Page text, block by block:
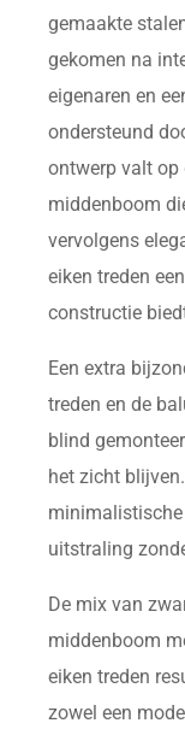
gemaakte
gekomen na
eigenaren en
ondersteund
ontwerp valt op
middenboom
vervolgens
eiken treden
constructie
Een extra
treden en de
blind
het zicht
minimalistische
uitstraling
De mix van
middenboom
eiken treden
zowel een